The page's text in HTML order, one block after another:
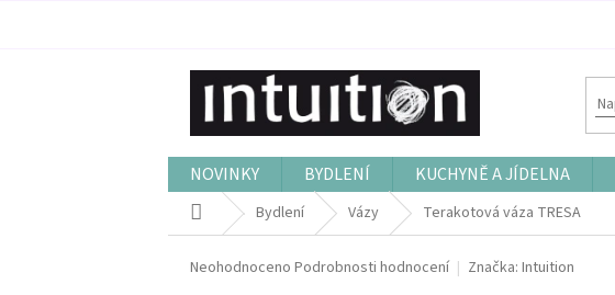
NOVINKY BYDLENÍ KUCHYNĚ A JÍDELNA
Domů Bydlení Vázy Terakotová váza TRESA
Průměrné
Neohodnoceno Podrobnosti hodnocení Značka: Intuition